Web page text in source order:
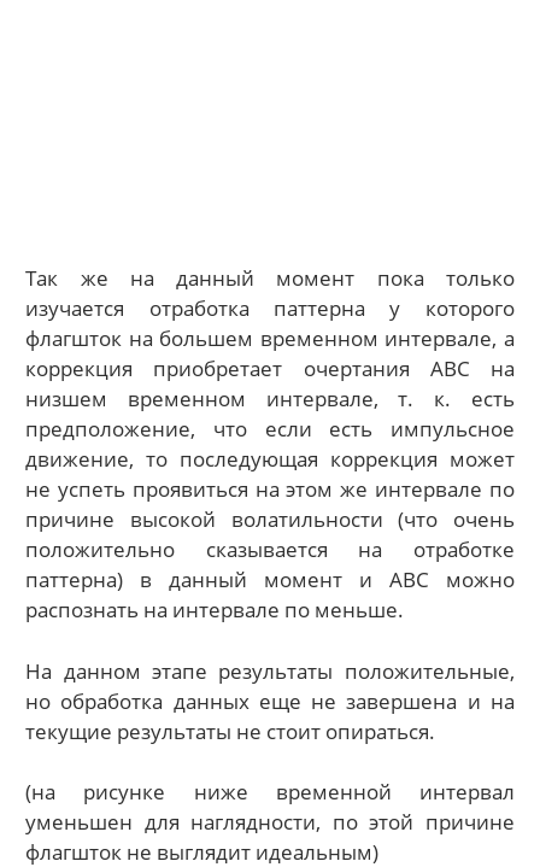
Так же на данный момент пока только
изучается отработка паттерна у которого
флагшток на большем временном интервале, а
коррекция приобретает очертания АВС на
низшем временном интервале, т. к. есть
предположение, что если есть импульсное
движение, то последующая коррекция может
не успеть проявиться на этом же интервале по
причине высокой волатильности (что очень
положительно сказывается на отработке
паттерна) в данный момент и АВС можно
распознать на интервале по меньше.
На данном этапе результаты положительные,
но обработка данных еще не завершена и на
текущие результаты не стоит опираться.
(на рисунке ниже временной интервал
уменьшен для наглядности, по этой причине
флагшток не выглядит идеальным)